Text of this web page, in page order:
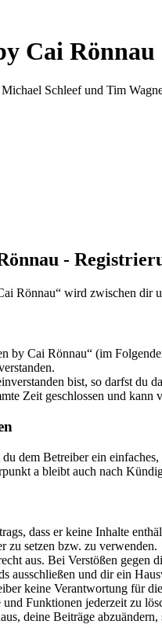
Cai Rönnau
Schleef und Tim
-
Rönnau“ wird zwischen dir
by Cai Rönnau“ (im
bist, so darfst du
Zeit geschlossen und
dem Betreiber ein
a bleibt auch nach
dass er keine Inhalte
zu setzen bzw. zu verwenden.
aus. Bei Verstößen
ausschließen und dir ein
keine Verantwortung für
Funktionen jederzeit zu
deine Beiträge